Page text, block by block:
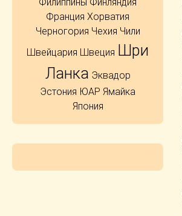
Франция Хорватия
Черногория Чехия Чили
Швейцария Швеция Шри
Ланка Эквадор
Эстония ЮАР Ямайка
Япония